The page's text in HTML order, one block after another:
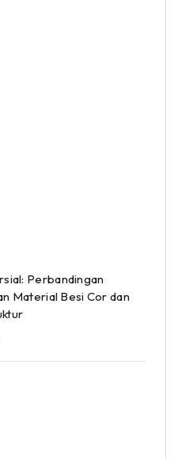
Perbandingan
Material Besi Cor dan